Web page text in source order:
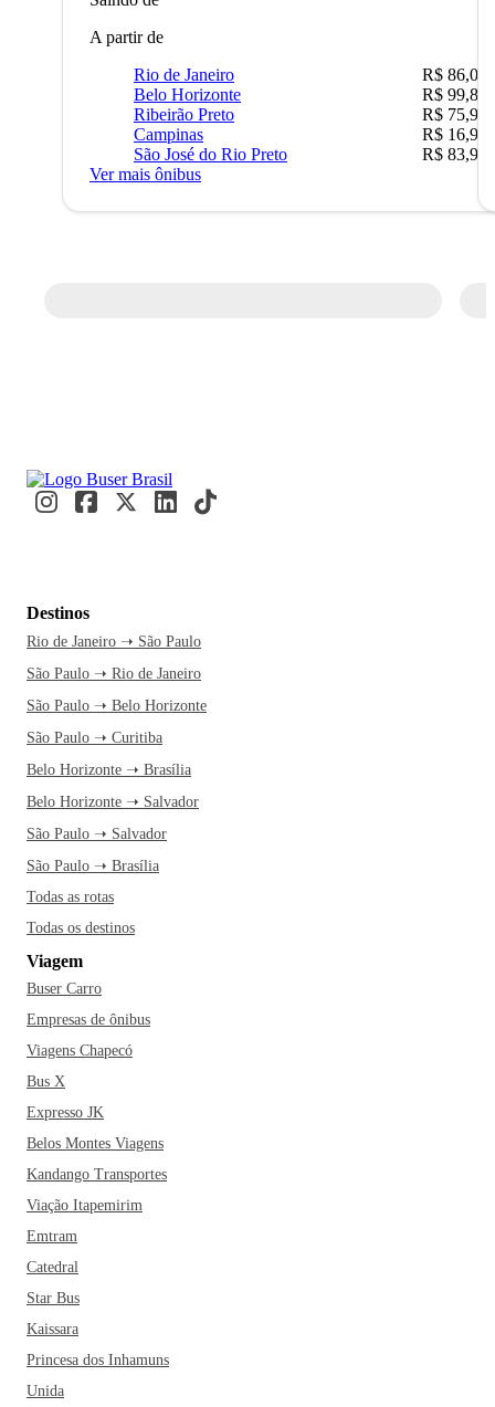
A partir de
Rio de Janeiro
R$ 86,00
Belo Horizonte
R$ 99,89
Ribeirão Preto
R$ 75,90
Campinas
R$ 16,90
São José do Rio Preto
R$ 83,90
Ver mais ônibus
Destinos
Rio de Janeiro ➝ São Paulo
São Paulo ➝ Rio de Janeiro
São Paulo ➝ Belo Horizonte
São Paulo ➝ Curitiba
Belo Horizonte ➝ Brasília
Belo Horizonte ➝ Salvador
São Paulo ➝ Salvador
São Paulo ➝ Brasília
Todas as rotas
Todas os destinos
Viagem
Buser Carro
Empresas de ônibus
Viagens Chapecó
Bus X
Expresso JK
Belos Montes Viagens
Kandango Transportes
Viação Itapemirim
Emtram
Catedral
Star Bus
Kaissara
Princesa dos Inhamuns
Unida